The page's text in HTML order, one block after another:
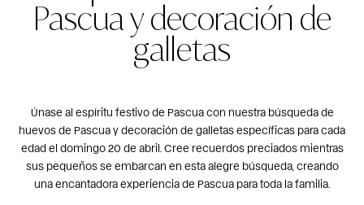
Pascua y decoración de
galletas
Únase al espíritu festivo de Pascua con nuestra búsqueda de
huevos de Pascua y decoración de galletas específicas para cada
edad el domingo 20 de abril. Cree recuerdos preciados mientras
sus pequeños se embarcan en esta alegre búsqueda, creando
una encantadora experiencia de Pascua para toda la familia.